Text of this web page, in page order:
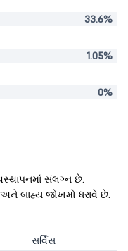
33.6%
1.05%
0%
સંલગ્ન છે.
બાહ્ય જોખમો ધરાવે છે.
સર્વિસ